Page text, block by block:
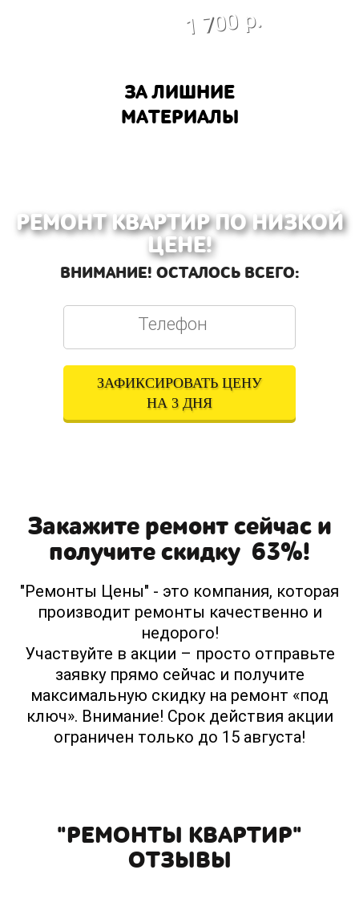
1 700 р.
ЗА ЛИШНИЕ
МАТЕРИАЛЫ
РЕМОНТ КВАРТИР ПО НИЗКОЙ
ЦЕНЕ!
ВНИМАНИЕ! ОСТАЛОСЬ ВСЕГО:
ЗАФИКСИРОВАТЬ ЦЕНУ
НА 3 ДНЯ
Оставляя свои контактные данные, вы подтверждаете свое совершеннолетие,
Закажите ремонт сейчас и
получите скидку 63%!
"Ремонты Цены" - это компания, которая
производит ремонты качественно и
недорого!
Участвуйте в акции – просто отправьте
заявку прямо сейчас и получите
максимальную скидку на ремонт «под
ключ». Внимание! Срок действия акции
ограничен только до 15 августа!
"РЕМОНТЫ КВАРТИР"
ОТЗЫВЫ